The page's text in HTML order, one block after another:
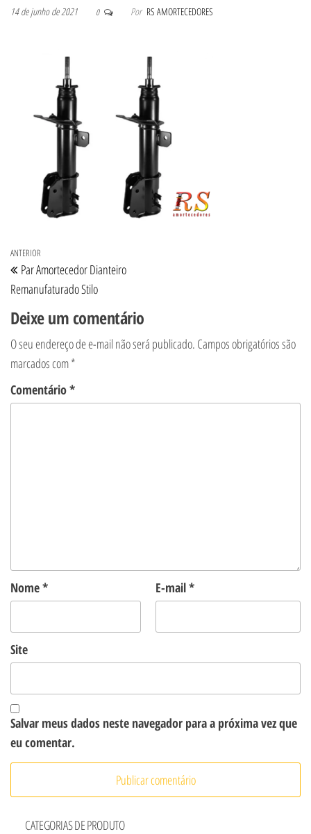
14 de junho de 2021 0 Por RS AMORTECEDORES
Navegação de Post
Post anterior
ANTERIOR
Par Amortecedor Dianteiro
Remanufaturado Stilo
Deixe um comentário
O seu endereço de e-mail não será publicado. Campos obrigatórios são
marcados com*
Comentário*
Nome* E-mail*
Site
Salvar meus dados neste navegador para a próxima vez que
eu comentar.
CATEGORIAS DE PRODUTO